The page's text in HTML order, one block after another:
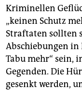
Kriminellen
„keinen Schutz
Straftaten sollten
Abschiebungen in
Tabu mehr“ sein,
Gegenden. Die
gesenkt werden,